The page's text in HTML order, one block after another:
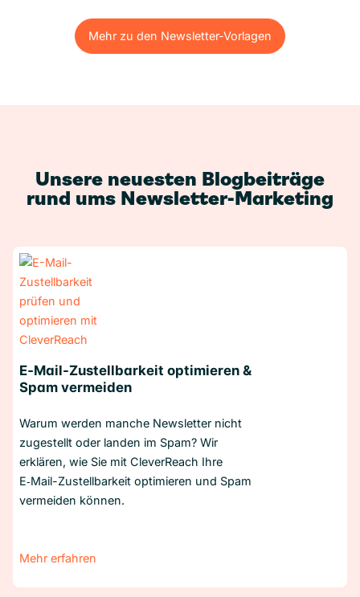
Mehr zu den Newsletter-Vorlagen
Mehr zu den Newsletter-Vorlagen
Unsere neuesten Blogbeiträge
rund ums Newsletter-Marketing
E‑Mail-Zustellbarkeit optimieren &
Spam vermeiden
Warum werden manche Newsletter nicht
zugestellt oder landen im Spam? Wir
erklären, wie Sie mit CleverReach Ihre
E‑Mail-Zustellbarkeit optimieren und Spam
vermeiden können.
Mehr erfahren